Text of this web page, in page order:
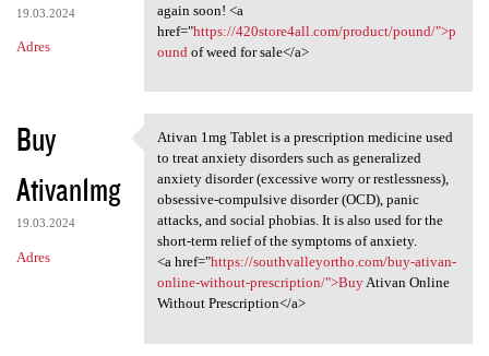
19.03.2024
Adres
again soon! <a
href="https://420store4all.com/product/pound/">p
ound of weed for sale</a>
Buy
Ativan1mg
19.03.2024
Adres
Ativan 1mg Tablet is a
Ativan 1mg Tablet is a prescription medicine used
to treat anxiety disorders such as generalized
anxiety disorder (excessive worry or restlessness),
obsessive-compulsive disorder (OCD), panic
attacks, and social phobias. It is also used for the
short-term relief of the symptoms of anxiety.
<a href="https://southvalleyortho.com/buy-ativan-
online-without-prescription/">BuyAtivan Online
Without Prescription</a>